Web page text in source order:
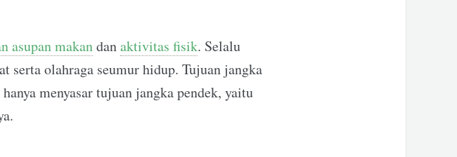
asupan makandanaktivitas fisik. Selalu
serta olahraga seumur hidup. Tujuan jangka
menyasar tujuan jangka pendek, yaitu